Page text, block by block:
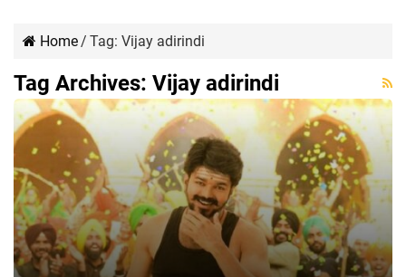
Home/ Tag: Vijay adirindi
Tag Archives: Vijay adirindi